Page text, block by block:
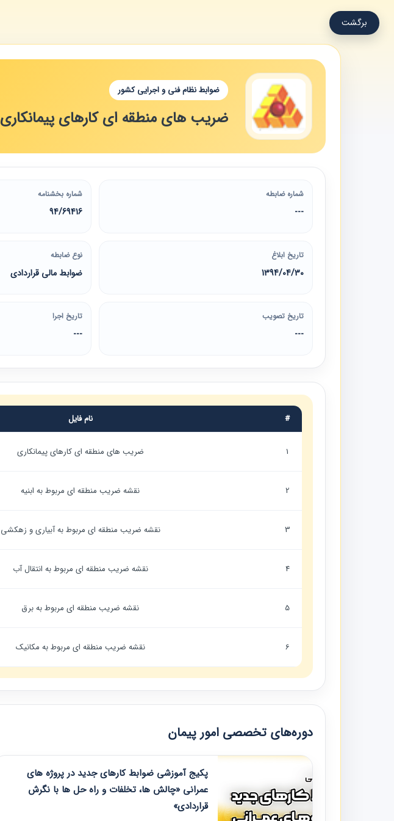
برگشت
ضوابط نظام فنی و اجرایی کشور
ضریب های منطقه ای کارهای پیمانکاری
شماره ضابطه
---
شماره بخشنامه
94/69416
تاریخ ابلاغ
1394/04/30
نوع ضابطه
ضوابط مالی قراردادی
تاریخ تصویب
---
تاریخ اجرا
---
# نام فایل
1 ضریب های منطقه ای کارهای پیمانکاری
2 نقشه ضریب منطقه ای مربوط به ابنیه
3 نقشه ضریب منطقه ای مربوط به آبیاری و زهکشی
4 نقشه ضریب منطقه ای مربوط به انتقال آب
5 نقشه ضریب منطقه ای مربوط به برق
6 نقشه ضریب منطقه ای مربوط به مکانیک
دوره‌های تخصصی امور پیمان
پکیج آموزشی ضوابط کارهای جدید در پروژه های
عمرانی «چالش ها، تخلفات و راه حل ها با نگرش
قراردادی»